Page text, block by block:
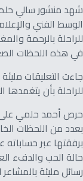
شهد منشور سالي
الوسط الفني
للراحلة بالرحمة
في هذه اللحظات
جاءت التعليقات
للراحلة بأن
حرص أحمد حلمي على
بعدد من اللحظات
برفقتها عبر
حالة الحب والدفء
رسائل مليئة